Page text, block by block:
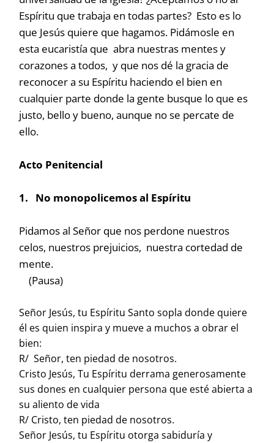
Espíritu que trabaja en todas partes? Esto es lo
que Jesús quiere que hagamos. Pidámosle en
esta eucaristía que abra nuestras mentes y
corazones a todos, y que nos dé la gracia de
reconocer a su Espíritu haciendo el bien en
cualquier parte donde la gente busque lo que es
justo, bello y bueno, aunque no se percate de
ello.
Acto Penitencial
1. No monopolicemos al Espíritu
Pidamos al Señor que nos perdone nuestros
celos, nuestros prejuicios, nuestra cortedad de
mente.
(Pausa)
Señor Jesús, tu Espíritu Santo sopla donde quiere
él es quien inspira y mueve a muchos a obrar el
bien:
R/ Señor, ten piedad de nosotros.
Cristo Jesús, Tu Espíritu derrama generosamente
sus dones en cualquier persona que esté abierta a
su aliento de vida
R/ Cristo, ten piedad de nosotros.
Señor Jesús, tu Espíritu otorga sabiduría y